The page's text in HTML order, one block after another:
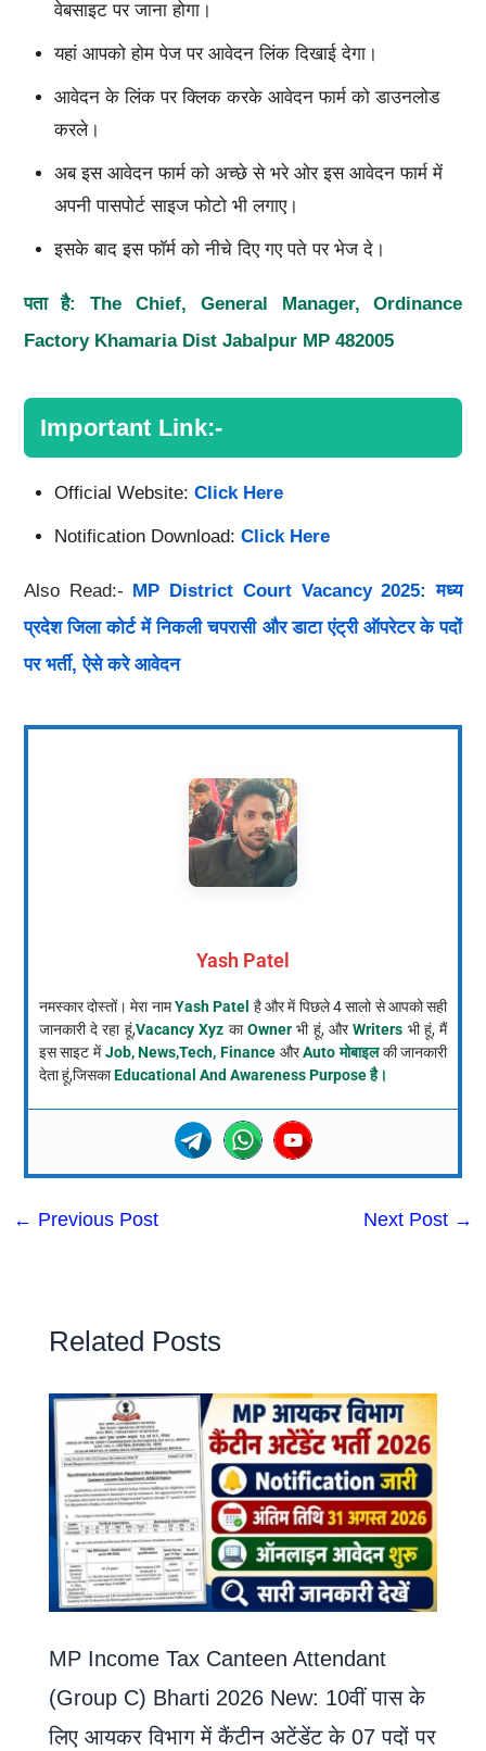
वेबसाइट पर जाना होगा।
यहां आपको होम पेज पर आवेदन लिंक दिखाई देगा।
आवेदन के लिंक पर क्लिक करके आवेदन फार्म को डाउनलोड
करले।
अब इस आवेदन फार्म को अच्छे से भरे ओर इस आवेदन फार्म में
अपनी पासपोर्ट साइज फोटो भी लगाए।
इसके बाद इस फॉर्म को नीचे दिए गए पते पर भेज दे।
पता है:The Chief, General Manager, Ordinance
Factory Khamaria Dist Jabalpur MP 482005
Important Link:-
Official Website: Click Here
Notification Download: Click Here
Also Read:- MP District Court Vacancy 2025: मध्य
प्रदेश जिला कोर्ट में निकली चपरासी और डाटा एंट्री ऑपरेटर के पदों
पर भर्ती, ऐसे करे आवेदन
Yash Patel
नमस्कार दोस्तों। मेरा नामYash Patel है और में पिछले 4 सालो से आपको सही
जानकारी दे रहा हूं,Vacancy Xyz काOwnerभी हूं, औरWriters भी हूं, मैं
इस साइट मेंJob, News,Tech, Finance औरAuto मोबाइलकी जानकारी
देता हूं,जिसकाEducational And Awareness Purpose है।
← Previous Post Next Post →
Related Posts
MP Income Tax Canteen Attendant
(Group C) Bharti 2026 New: 10वीं पास के
लिए आयकर विभाग में कैंटीन अटेंडेंट के 07 पदों पर